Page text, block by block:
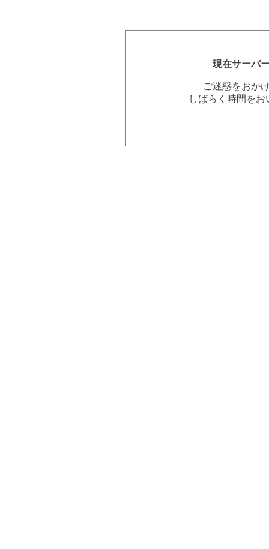
現在サーバ
ご迷惑をおか
しばらく時間を